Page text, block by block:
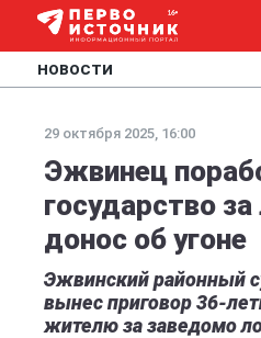
НОВОСТИ
29 октября 2025, 16:00
Эжвинец
государство
донос об угоне
Эжвинский районный
вынес приговор 36-
жителю за заведомо